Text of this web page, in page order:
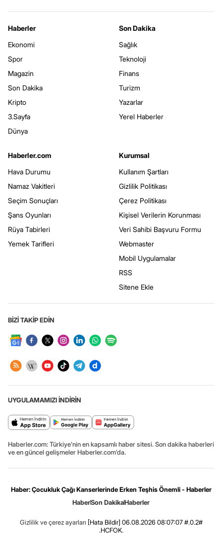
Haberler
Ekonomi
Spor
Magazin
Son Dakika
Kripto
3.Sayfa
Dünya
Son Dakika
Sağlık
Teknoloji
Finans
Turizm
Yazarlar
Yerel Haberler
Haberler.com
Hava Durumu
Namaz Vakitleri
Seçim Sonuçları
Şans Oyunları
Rüya Tabirleri
Yemek Tarifleri
Kurumsal
Kullanım Şartları
Gizlilik Politikası
Çerez Politikası
Kişisel Verilerin Korunması
Veri Sahibi Başvuru Formu
Webmaster
Mobil Uygulamalar
RSS
Sitene Ekle
BİZİ TAKİP EDİN
UYGULAMAMIZI İNDİRİN
Haberler.com: Türkiye’nin en kapsamlı haber sitesi. Son dakika haberleri
ve en güncel gelişmeler Haberler.com’da.
Haber: Çocukluk Çağı Kanserlerinde Erken Teşhis Önemli - Haberler
HaberSon DakikaHaberler
Gizlilik ve çerez ayarları [Hata Bildir] 06.08.2026 08:07:07 #.0.2#
.HCFOK.